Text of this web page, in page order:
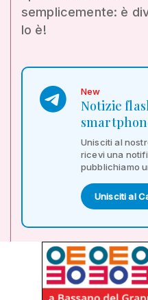
semplicemente: è
lo è!
New
Notizie
Unisciti al
ricevi una
pubblichiamo
Unisciti al